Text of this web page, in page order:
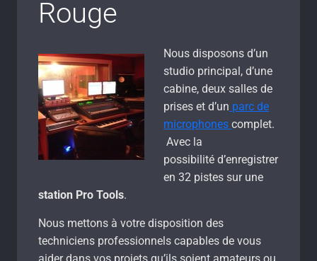
Rouge
Nous disposons d’un
studio principal, d’une
cabine, deux salles de
prises et d’un parc de
microphonescomplet.
Avec la
possibilité d’enregistrer
en 32 pistes sur une
station Pro Tools.
Nous mettons à votre disposition des
techniciens professionnels capables de vous
aider dans vos projets qu’ils soient amateurs ou